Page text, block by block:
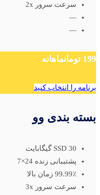
سرعت سرور 2x
—
—
199 تومان ماهانه
برنامه را انتخاب کنید
بسته بندی وو
SSD 30 گیگابایت
پشتیبانی زنده 24×7
99.99٪ زمان بالا
سرعت سرور 3x